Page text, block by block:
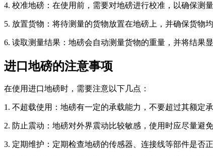
4. 校准地磅：在使用前，需要对地磅进行校准，以确保测
5. 放置货物：将待测量的货物放置在地磅上，并确保货物
6. 读取测量结果：地磅会自动测量货物的重量，并将结果
进口地磅的注意事项
在使用进口地磅时，需要注意以下几点：
1. 不超载使用：地磅有一定的承载能力，不要超过其额定
2. 防止震动：地磅对外界震动比较敏感，使用时应尽量避
3. 定期维护：定期检查地磅的传感器、连接线等部件是否